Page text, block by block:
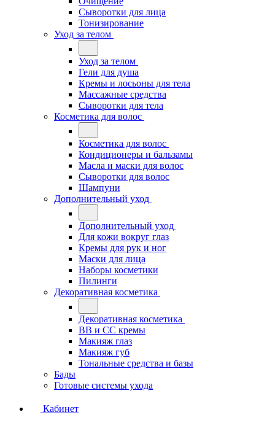
Сыворотки для лица
Тонизирование
Уход за телом
Уход за телом
Гели для душа
Кремы и лосьоны для тела
Массажные средства
Сыворотки для тела
Косметика для волос
Косметика для волос
Кондиционеры и бальзамы
Масла и маски для волос
Сыворотки для волос
Шампуни
Дополнительный уход
Дополнительный уход
Для кожи вокруг глаз
Кремы для рук и ног
Маски для лица
Наборы косметики
Пилинги
Декоративная косметика
Декоративная косметика
BB и СС кремы
Макияж глаз
Макияж губ
Тональные средства и базы
Бады
Готовые системы ухода
Кабинет